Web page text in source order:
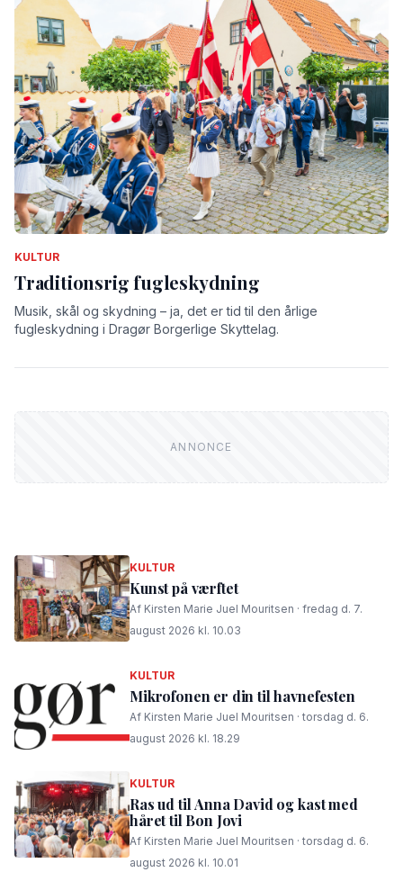
KULTUR
Traditionsrig fugleskydning
Musik, skål og skydning – ja, det er tid til den årlige
fugleskydning i Dragør Borgerlige Skyttelag.
KULTUR
Kunst på værftet
Af Kirsten Marie Juel Mouritsen · fredag d. 7.
august 2026 kl. 10.03
KULTUR
Mikrofonen er din til havnefesten
Af Kirsten Marie Juel Mouritsen · torsdag d. 6.
august 2026 kl. 18.29
KULTUR
Ras ud til Anna David og kast med
håret til Bon Jovi
Af Kirsten Marie Juel Mouritsen · torsdag d. 6.
august 2026 kl. 10.01